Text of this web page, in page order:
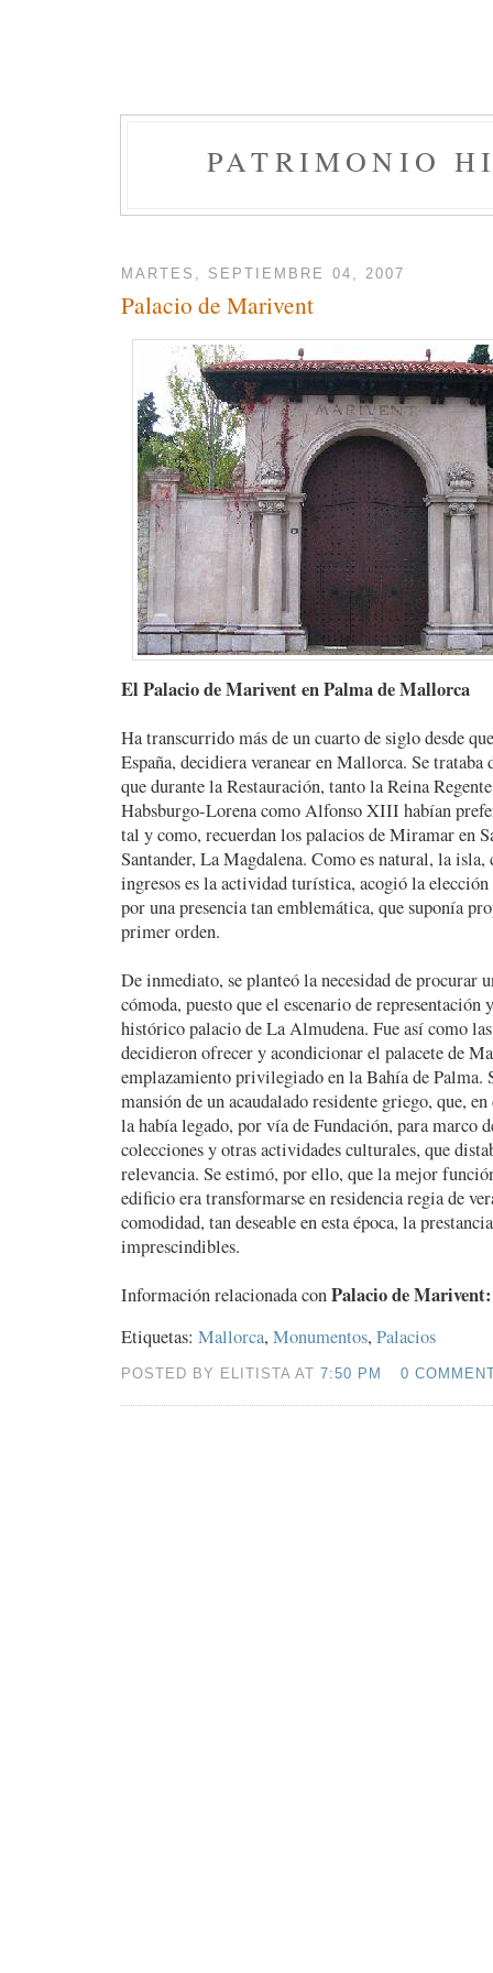
PATRIMONIO
MARTES, SEPTIEMBRE 04, 2007
Palacio de Marivent
El Palacio de Marivent en Palma de Mallorca
Ha transcurrido más de un cuarto de siglo desde
España, decidiera veranear en Mallorca. Se trataba
que durante la Restauración, tanto la Reina
Habsburgo-Lorena como Alfonso XIII habían
tal y como, recuerdan los palacios de Miramar en
Santander, La Magdalena. Como es natural, la
ingresos es la actividad turística, acogió la
por una presencia tan emblemática, que suponía
primer orden.
De inmediato, se planteó la necesidad de procurar
cómoda, puesto que el escenario de
histórico palacio de La Almudena. Fue así como
decidieron ofrecer y acondicionar el palacete de
emplazamiento privilegiado en la Bahía de Palma.
mansión de un acaudalado residente griego, que,
la había legado, por vía de Fundación, para marco
colecciones y otras actividades culturales, que
relevancia. Se estimó, por ello, que la mejor
edificio era transformarse en residencia regia de
comodidad, tan deseable en esta época, la
imprescindibles.
Información relacionada conPalacio de Marivent:
Etiquetas: Mallorca, Monumentos, Palacios
POSTED BY ELITISTA AT7:50 PM 0